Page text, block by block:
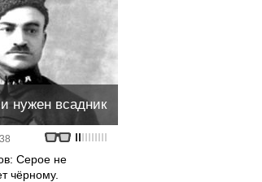
нужен всадник
Серое не
чёрному.